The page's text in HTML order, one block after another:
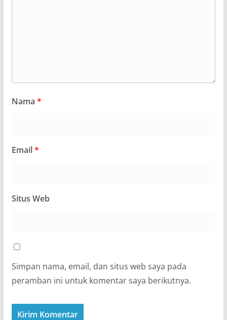
Nama *
Email*
Situs Web
Simpan nama, email, dan situs web saya pada
peramban ini untuk komentar saya berikutnya.